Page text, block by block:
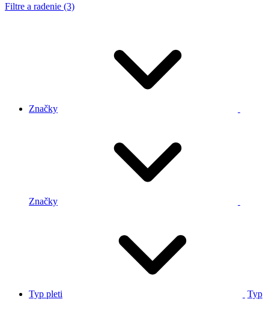
Filtre a radenie (3)
Značky
Značky
Typ pleti Typ